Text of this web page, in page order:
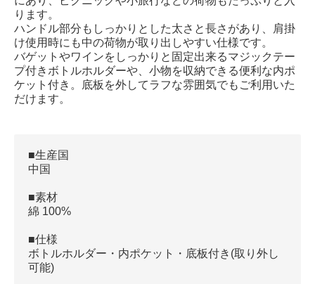
ります。
ハンドル部分もしっかりとした太さと長さがあり、肩掛
け使用時にも中の荷物が取り出しやすい仕様です。
バゲットやワインをしっかりと固定出来るマジックテー
プ付きボトルホルダーや、小物を収納できる便利な内ポ
ケット付き。底板を外してラフな雰囲気でもご利用いた
だけます。
■生産国
中国
■素材
綿 100%
■仕様
ボトルホルダー・内ポケット・底板付き(取り外し
可能)